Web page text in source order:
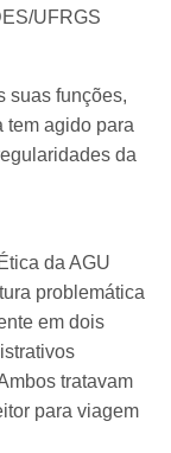
UFRGS
suas funções,
tem agido para
da
da AGU
problemática
em dois
tratavam
para viagem